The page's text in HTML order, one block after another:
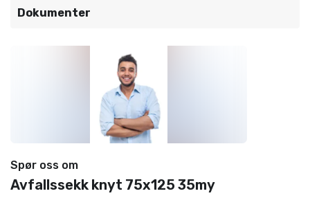
Dokumenter
Spør oss om
Avfallssekk knyt 75x125 35my